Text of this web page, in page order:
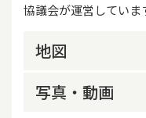
協議会が運営していま
地図
写真・動画